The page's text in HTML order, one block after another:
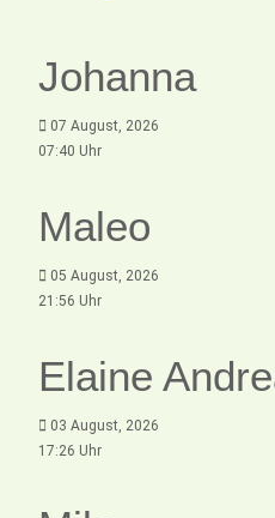
Johanna
07 August, 2026
07:40 Uhr
Maleo
05 August, 2026
21:56 Uhr
Elaine
03 August, 2026
17:26 Uhr